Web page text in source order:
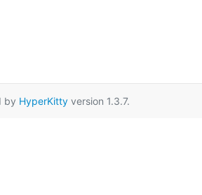
by HyperKittyversion 1.3.7.